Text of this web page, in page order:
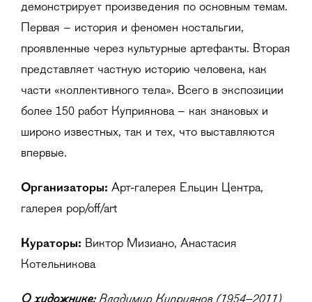
демонстрирует произведения по основным темам.
Первая – история и феномен ностальгии,
проявленные через культурные артефакты. Вторая
представляет частную историю человека, как
части «коллективного тела». Всего в экспозиции
более 150 работ Куприянова – как знаковых и
широко известных, так и тех, что выставляются
впервые.
Организаторы: Арт-галерея Ельцин Центра,
галерея pop/off/art
Кураторы: Виктор Мизиано, Анастасия
Котельникова